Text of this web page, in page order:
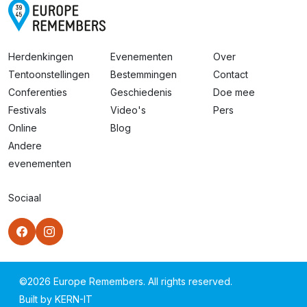
Herdenkingen
Tentoonstellingen
Conferenties
Festivals
Online
Andere
evenementen
Evenementen
Bestemmingen
Geschiedenis
Video's
Blog
Over
Contact
Doe mee
Pers
Sociaal
©2026 Europe Remembers. All rights reserved.
Built by KERN-IT